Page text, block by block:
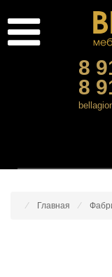
8
8
Главная